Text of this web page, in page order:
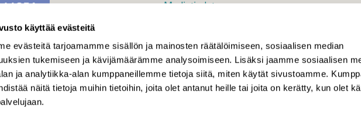
käyttää evästeitä
evästeitä tarjoamamme sisällön ja mainosten räätälöimiseen, sosiaalisen median
tukemiseen ja kävijämäärämme analysoimiseen. Lisäksi jaamme sosiaalisen
ja analytiikka-alan kumppaneillemme tietoja siitä, miten käytät sivustoamme.
näitä tietoja muihin tietoihin, joita olet antanut heille tai joita on kerätty, kun olet
Mediatiedot
KIRJAUDU